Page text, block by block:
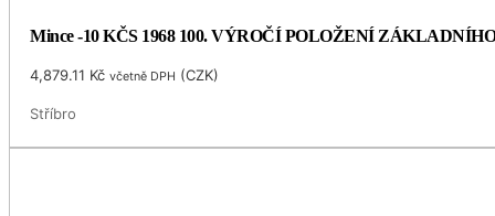
Mince -10 KČS 1968 100. VÝROČÍ POLOŽENÍ
4,879.11 Kč včetně DPH (CZK)
Stříbro